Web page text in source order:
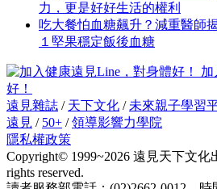
力，更是好好生活的權利
吃大餐怕血糖飆升？減重醫師
１堅果穩定飯後血糖
加
好！
遠見雜誌 / 天下文化 /未來親子學習
遠見 / 50+ /領導影響力學院
隱私權政策
Copyright© 1999~2026 遠見天下文
rights reserved.